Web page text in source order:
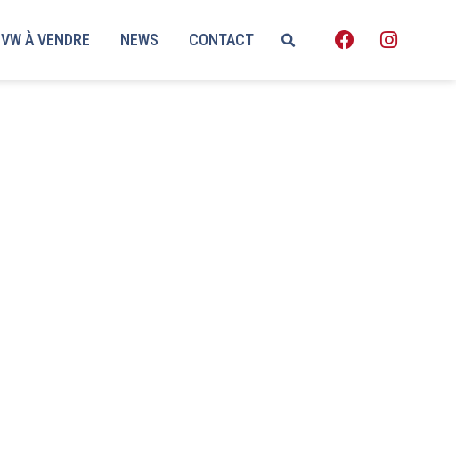
VW À VENDRE NEWS CONTACT